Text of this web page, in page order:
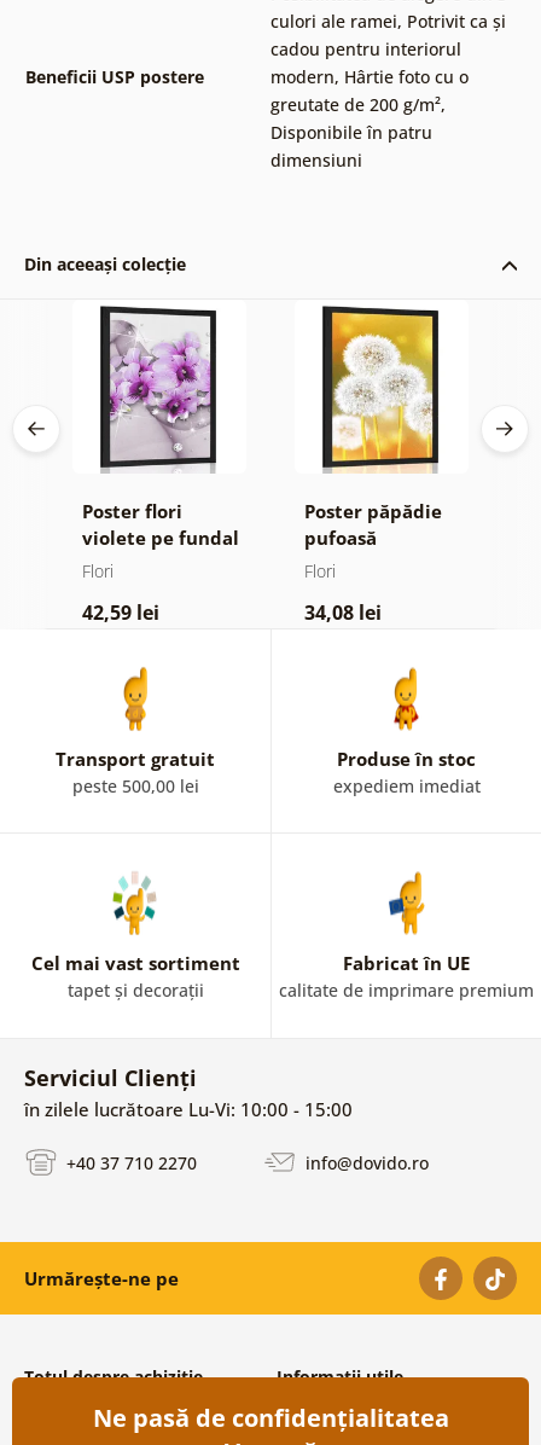
Beneficii USP postere
culori ale ramei, Potrivit ca și
cadou pentru interiorul
modern, Hârtie foto cu o
greutate de 200 g/m²,
Disponibile în patru
dimensiuni
Din aceeași colecție
Poster flori
violete pe fundal
abstract
Flori
42,59 lei
Poster păpădie
pufoasă
Flori
34,08 lei
Transport gratuit
peste 500,00 lei
Produse în stoc
expediem imediat
Cel mai vast sortiment
tapet și decorații
Fabricat în UE
calitate de imprimare premium
Serviciul Clienți
în zilele lucrătoare Lu-Vi: 10:00 - 15:00
+40 37 710 2270 info@dovido.ro
Urmărește-ne pe
Totul despre achiziție
Condiții și termeni generali
Protecția datelor personale
Informații utile
Despre noi
Întrebări frecvente
Ne pasă de confidențialitatea